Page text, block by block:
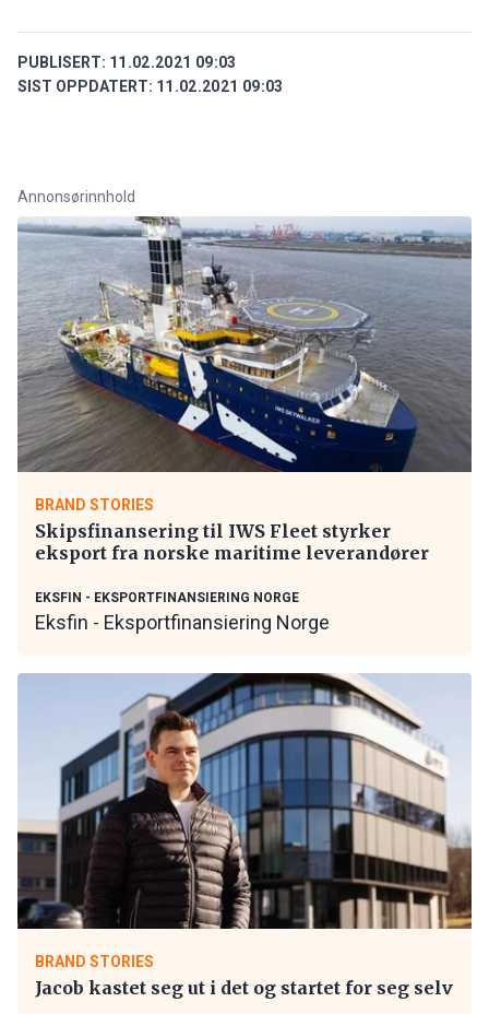
PUBLISERT: 11.02.2021 09:03
SIST OPPDATERT: 11.02.2021 09:03
Annonsørinnhold
BRAND STORIES
Skipsfinansering til IWS Fleet styrker
eksport fra norske maritime leverandører
EKSFIN - EKSPORTFINANSIERING NORGE
Eksfin - Eksportfinansiering Norge
BRAND STORIES
Jacob kastet seg ut i det og startet for seg selv